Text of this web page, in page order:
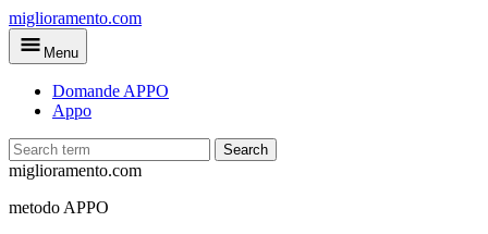
Skip
to
main
miglioramento.com
Menu
Domande APPO
Appo
Search
miglioramento.com
metodo APPO